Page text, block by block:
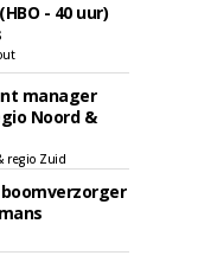
- 40 uur)
manager
Noord &
regio Zuid